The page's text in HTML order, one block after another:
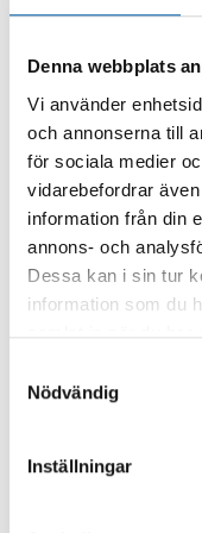
Denna webbplats
Vi använder
och annonserna till
för sociala medier
vidarebefordrar
information från din
annons- och
Dessa kan i sin tur
information som du
Nödvändig
Inställningar
Vad är en
Hur
Mer om
Värdering av
Hur bokförs
Förändring
Arbeta
Effektiv